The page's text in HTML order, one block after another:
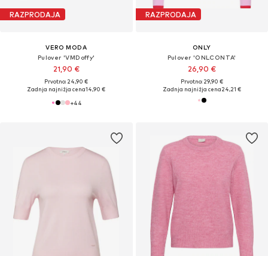
RAZPRODAJA
VERO MODA
Pulover 'VMDoffy'
21,90 €
Prvotno: 24,90 €
Zadnja najnižja cena14,90 €
+44
RAZPRODAJA
ONLY
Pulover 'ONLCONTA'
26,90 €
Prvotno: 29,90 €
Zadnja najnižja cena24,21 €